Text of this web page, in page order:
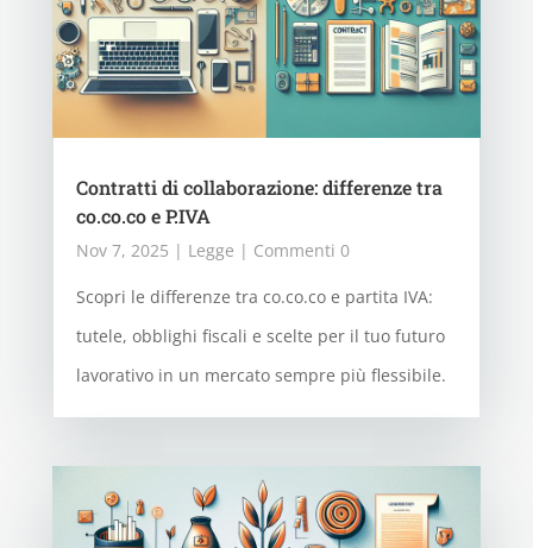
Contratti di collaborazione: differenze tra
co.co.co e P.IVA
Nov 7, 2025 | Legge | Commenti 0
Scopri le differenze tra co.co.co e partita IVA:
tutele, obblighi fiscali e scelte per il tuo futuro
lavorativo in un mercato sempre più flessibile.